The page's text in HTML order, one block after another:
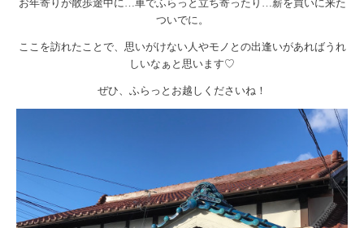
お年寄りが散歩途中に…車でふらっと立ち寄ったり…薪を買いに来た
ついでに。
ここを訪れたことで、思いがけない人やモノとの出逢いがあればうれ
しいなぁと思います♡
ぜひ、ふらっとお越しくださいね！